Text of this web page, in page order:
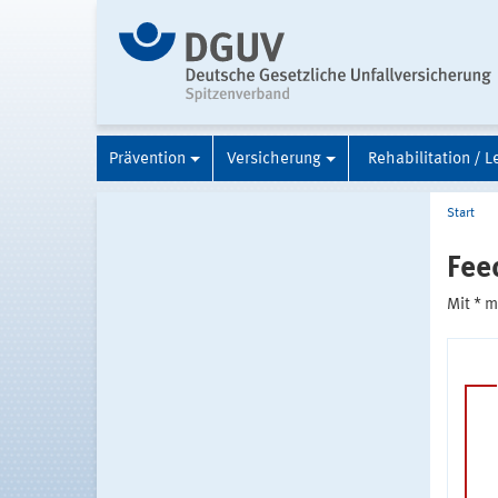
Prävention Versicherung Rehabilitation /
Start
Mit *